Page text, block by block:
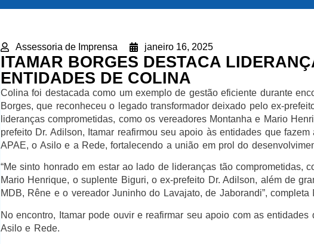
Assessoria de Imprensa janeiro 16, 2025
ITAMAR BORGES DESTACA
ENTIDADES DE COLINA
Colina foi destacada como um exemplo de gestão eficiente durante
Borges, que reconheceu o legado transformador deixado pelo ex-
lideranças comprometidas, como os vereadores Montanha e Mario
prefeito Dr. Adilson, Itamar reafirmou seu apoio às entidades que
APAE, o Asilo e a Rede, fortalecendo a união em prol do
“Me sinto honrado em estar ao lado de lideranças tão comprometidas,
Mario Henrique, o suplente Biguri, o ex-prefeito Dr. Adilson, além de
MDB, Rêne e o vereador Juninho do Lavajato, de Jaborandi”, completa
No encontro, Itamar pode ouvir e reafirmar seu apoio com as entidades
Asilo e Rede.